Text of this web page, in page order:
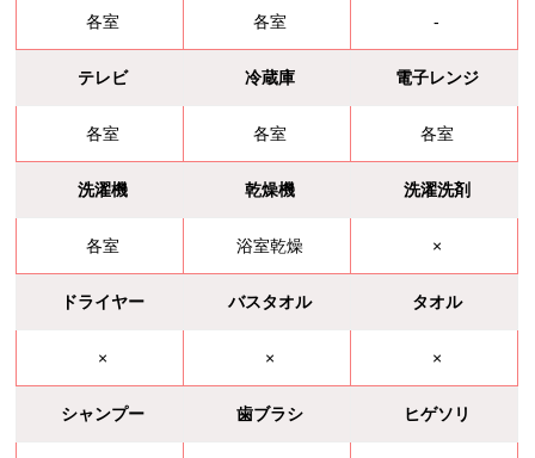
各室 各室 -
テレビ 冷蔵庫 電子レンジ
各室 各室 各室
洗濯機 乾燥機 洗濯洗剤
各室 浴室乾燥 ×
ドライヤー バスタオル タオル
× × ×
シャンプー 歯ブラシ ヒゲソリ